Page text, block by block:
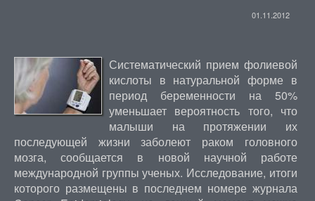
01.11.2012
Систематический прием фолиевой
кислоты в натуральной форме в
период беременности на 50%
уменьшает вероятность того, что
малыши на протяжении их
последующей жизни заболеют раком головного
мозга, сообщается в новой научной работе
международной группы ученых. Исследование, итоги
которого размещены в последнем номере журнала